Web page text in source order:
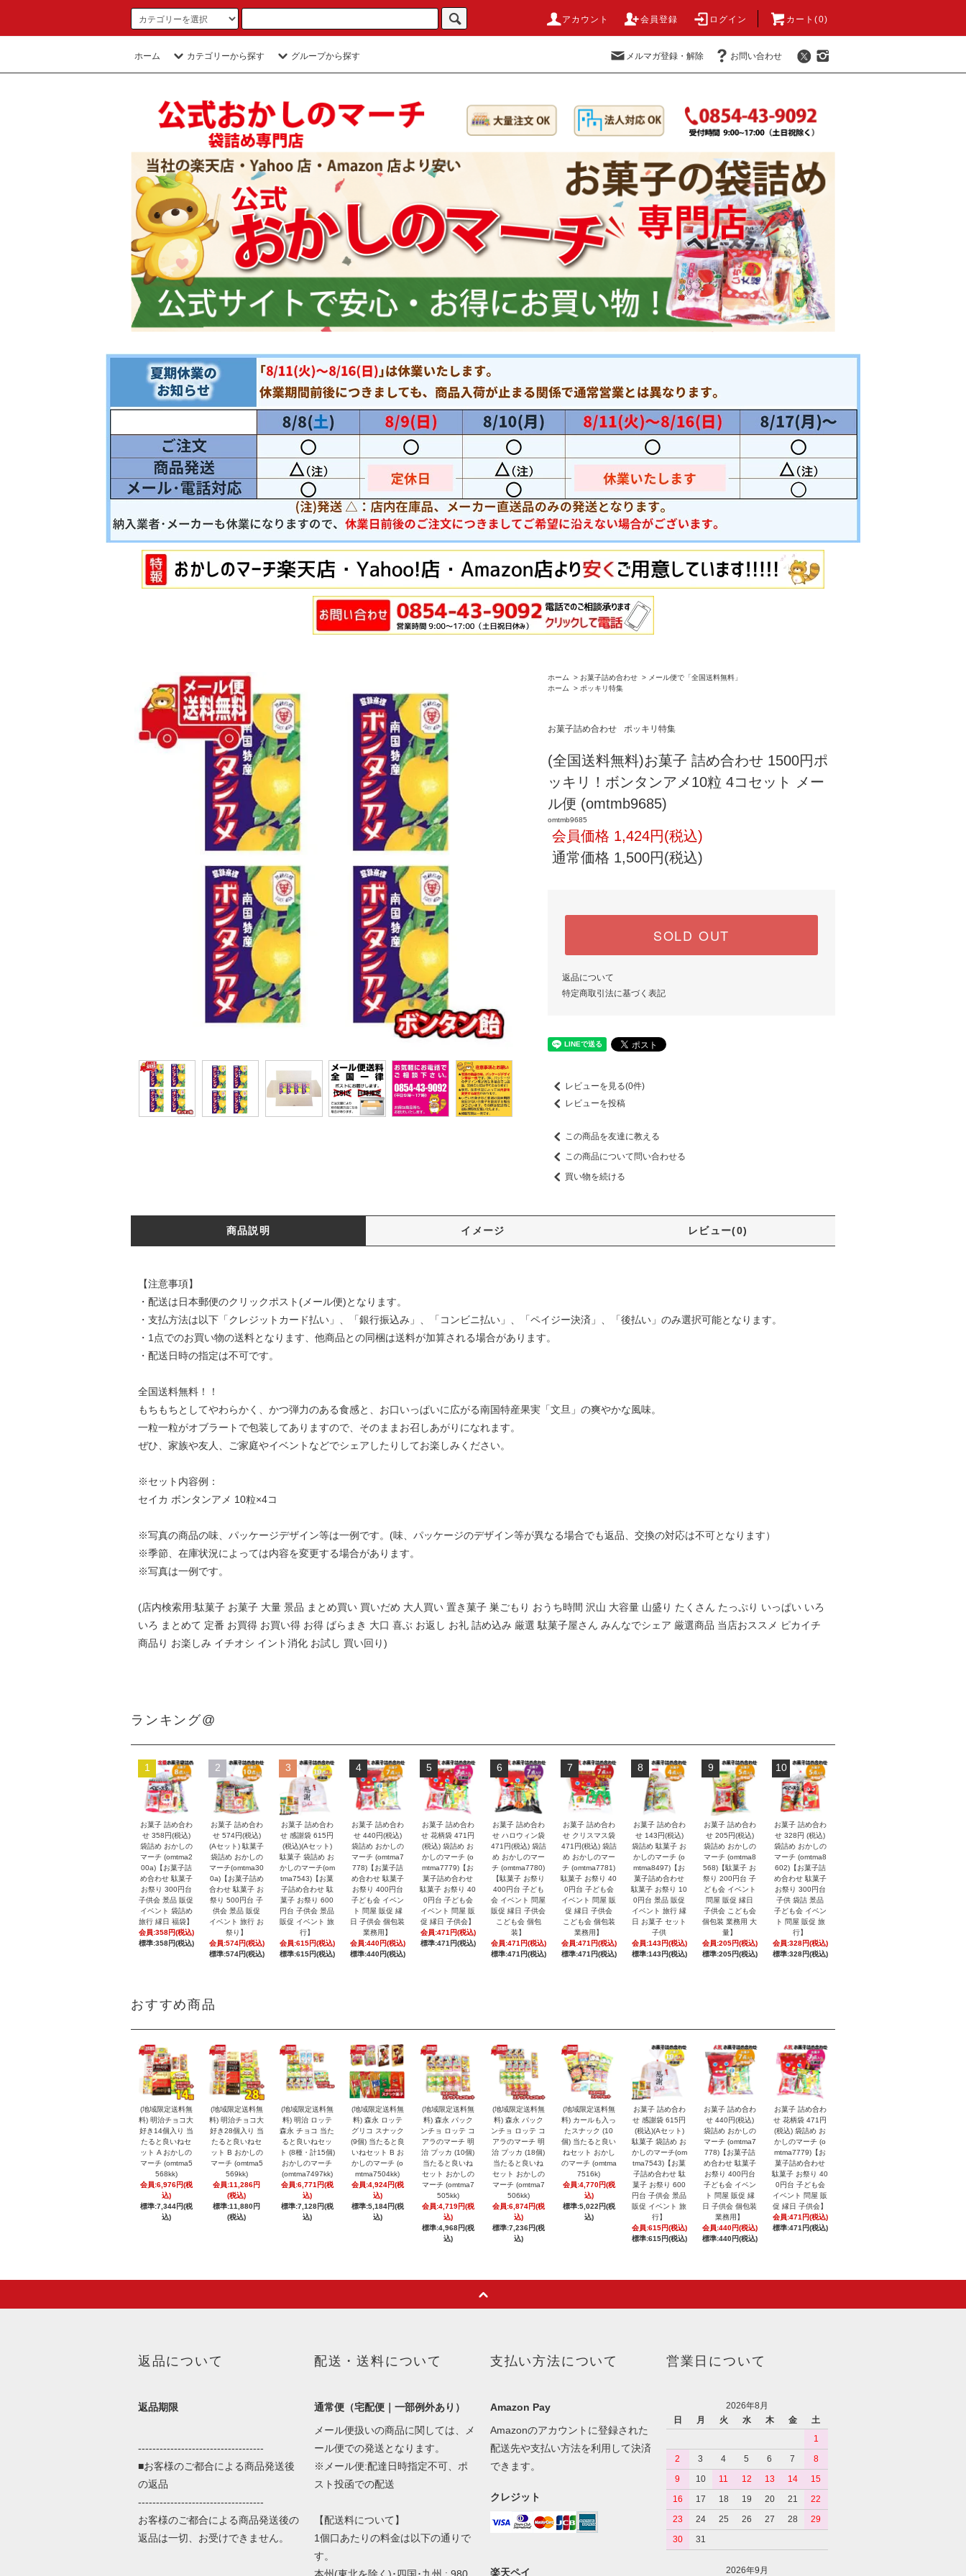
アカウント 会員登録 ログイン カート(0)
ホーム カテゴリーから探す グループから探す メルマガ登録・解除 お問い合わせ
ホーム > お菓子詰め合わせ > メール便で「全国送料無料」
ホーム
> ポッキリ特集
お菓子詰め合わせ ポッキリ特集
(全国送料無料)お菓子 詰め合わせ 1500円ポ
ッキリ！ボンタンアメ10粒 4コセット メー
ル便 (omtmb9685)
omtmb9685
会員価格 1,424円(税込)
通常価格 1,500円(税込)
SOLD OUT
返品について
特定商取引法に基づく表記
レビューを見る(0件)
レビューを投稿
この商品を友達に教える
この商品について問い合わせる
買い物を続ける
商品説明 イメージ レビュー(0)
【注意事項】
・配送は日本郵便のクリックポスト(メール便)となります。
・支払方法は以下「クレジットカード払い」、「銀行振込み」、「コンビニ払い」、「ペイジー決済」、「後払い」のみ選択可能となります。
・1点でのお買い物の送料となります、他商品との同梱は送料が加算される場合があります。
・配送日時の指定は不可です。
全国送料無料！！
もちもちとしてやわらかく、かつ弾力のある食感と、お口いっぱいに広がる南国特産果実「文旦」の爽やかな風味。
一粒一粒がオブラートで包装してありますので、そのままお召しあがりになれます。
ぜひ、家族や友人、ご家庭やイベントなどでシェアしたりしてお楽しみください。
※セット内容例：
セイカ ボンタンアメ 10粒×4コ
※写真の商品の味、パッケージデザイン等は一例です。(味、パッケージのデザイン等が異なる場合でも返品、交換の対応は不可となります）
※季節、在庫状況によっては内容を変更する場合があります。
※写真は一例です。
(店内検索用:駄菓子 お菓子 大量 景品 まとめ買い 買いだめ 大人買い 置き菓子 巣ごもり おうち時間 沢山 大容量 山盛り たくさん たっぷり いっぱい いろ
いろ まとめて 定番 お買得 お買い得 お得 ばらまき 大口 喜ぶ お返し お礼 詰め込み 厳選 駄菓子屋さん みんなでシェア 厳選商品 当店おススメ ピカイチ
商品り お楽しみ イチオシ イント消化 お試し 買い回り)
ランキング@
1
お菓子 詰め合わ
せ 358円(税込)
袋詰め おかしの
マーチ (omtma2
00a)【お菓子詰
め合わせ 駄菓子
お祭り 300円台
子供会 景品 販促
イベント 袋詰め
旅行 縁日 福袋】
会員:358円(税込)
標準:358円(税込)
2
お菓子 詰め合わ
せ 574円(税込)
(Aセット) 駄菓子
袋詰め おかしの
マーチ(omtma30
0a)【お菓子詰め
合わせ 駄菓子 お
祭り 500円台 子
供会 景品 販促
イベント 旅行 お
祭り】
会員:574円(税込)
標準:574円(税込)
3
お菓子 詰め合わ
せ 感謝袋 615円
(税込)(Aセット)
駄菓子 袋詰め お
かしのマーチ(om
tma7543)【お菓
子詰め合わせ 駄
菓子 お祭り 600
円台 子供会 景品
販促 イベント 旅
行】
会員:615円(税込)
標準:615円(税込)
4
お菓子 詰め合わ
せ 440円(税込)
袋詰め おかしの
マーチ (omtma7
778)【お菓子詰
め合わせ 駄菓子
お祭り 400円台
子ども会 イベン
ト 問屋 販促 縁
日 子供会 個包装
業務用】
会員:440円(税込)
標準:440円(税込)
5
お菓子 詰め合わ
せ 花柄袋 471円
(税込) 袋詰め お
かしのマーチ (o
mtma7779)【お
菓子詰め合わせ
駄菓子 お祭り 40
0円台 子ども会
イベント 問屋 販
促 縁日 子供会】
会員:471円(税込)
標準:471円(税込)
6
お菓子 詰め合わ
せ ハロウィン袋
471円(税込) 袋詰
め おかしのマー
チ (omtma7780)
【駄菓子 お祭り
400円台 子ども
会 イベント 問屋
販促 縁日 子供会
こども会 個包
装】
会員:471円(税込)
標準:471円(税込)
7
お菓子 詰め合わ
せ クリスマス袋
471円(税込) 袋詰
め おかしのマー
チ (omtma7781)
駄菓子 お祭り 40
0円台 子ども会
イベント 問屋 販
促 縁日 子供会
こども会 個包装
業務用】
会員:471円(税込)
標準:471円(税込)
8
お菓子 詰め合わ
せ 143円(税込)
袋詰め 駄菓子 お
かしのマーチ (o
mtma8497)【お
菓子詰め合わせ
駄菓子 お祭り 10
0円台 景品 販促
イベント 旅行 縁
日 お菓子 セット
子供
会員:143円(税込)
標準:143円(税込)
9
お菓子 詰め合わ
せ 205円(税込)
袋詰め おかしの
マーチ (omtma8
568)【駄菓子 お
祭り 200円台 子
ども会 イベント
問屋 販促 縁日
子供会 こども会
個包装 業務用 大
量】
会員:205円(税込)
標準:205円(税込)
10
お菓子 詰め合わ
せ 328円 (税込)
袋詰め おかしの
マーチ (omtma8
602)【お菓子詰
め合わせ 駄菓子
お祭り 300円台
子供 袋詰 景品
子ども会 イベン
ト 問屋 販促 旅
行】
会員:328円(税込)
標準:328円(税込)
おすすめ商品
(地域限定送料無
料) 明治チョコ大
好き14個入り 当
たると良いねセ
ット A おかしの
マーチ (omtma5
568kk)
会員:6,976円(税
込)
標準:7,344円(税
込)
(地域限定送料無
料) 明治チョコ大
好き28個入り 当
たると良いねセ
ット B おかしの
マーチ (omtma5
569kk)
会員:11,286円
(税込)
標準:11,880円
(税込)
(地域限定送料無
料) 明治 ロッテ
森永 チョコ 当た
ると良いねセッ
ト (8種・計15個)
おかしのマーチ
(omtma7497kk)
会員:6,771円(税
込)
標準:7,128円(税
込)
(地域限定送料無
料) 森永 ロッテ
グリコ スナック
(9個) 当たると良
いねセット B お
かしのマーチ (o
mtma7504kk)
会員:4,924円(税
込)
標準:5,184円(税
込)
(地域限定送料無
料) 森永 パック
ンチョ ロッテ コ
アラのマーチ 明
治 プッカ (10個)
当たると良いね
セット おかしの
マーチ (omtma7
505kk)
会員:4,719円(税
込)
標準:4,968円(税
込)
(地域限定送料無
料) 森永 パック
ンチョ ロッテ コ
アラのマーチ 明
治 プッカ (18個)
当たると良いね
セット おかしの
マーチ (omtma7
506kk)
会員:6,874円(税
込)
標準:7,236円(税
込)
(地域限定送料無
料) カールも入っ
たスナック (10
個) 当たると良い
ねセット おかし
のマーチ (omtma
7516k)
会員:4,770円(税
込)
標準:5,022円(税
込)
お菓子 詰め合わ
せ 感謝袋 615円
(税込)(Aセット)
駄菓子 袋詰め お
かしのマーチ(om
tma7543)【お菓
子詰め合わせ 駄
菓子 お祭り 600
円台 子供会 景品
販促 イベント 旅
行】
会員:615円(税込)
標準:615円(税込)
お菓子 詰め合わ
せ 440円(税込)
袋詰め おかしの
マーチ (omtma7
778)【お菓子詰
め合わせ 駄菓子
お祭り 400円台
子ども会 イベン
ト 問屋 販促 縁
日 子供会 個包装
業務用】
会員:440円(税込)
標準:440円(税込)
お菓子 詰め合わ
せ 花柄袋 471円
(税込) 袋詰め お
かしのマーチ (o
mtma7779)【お
菓子詰め合わせ
駄菓子 お祭り 40
0円台 子ども会
イベント 問屋 販
促 縁日 子供会】
会員:471円(税込)
標準:471円(税込)
返品について
返品期限
-----------------------------------
■お客様のご都合による商品発送後
の返品
-----------------------------------
お客様のご都合による商品発送後の
返品は一切、お受けできません。
配送・送料について
通常便（宅配便｜一部例外あり）
メール便扱いの商品に関しては、メ
ール便での発送となります。
※メール便:配達日時指定不可、ポ
スト投函での配送
【配送料について】
1個口あたりの料金は以下の通りで
す。
本州(東北を除く)･四国･九州 : 980
支払い方法について
Amazon Pay
Amazonのアカウントに登録された
配送先や支払い方法を利用して決済
できます。
クレジット
楽天ペイ
営業日について
2026年8月
日
月 火 水 木 金
土
1
2
3 4 5 6 7
8
9
10 11 12 13 14
15
16
17 18 19 20 21
22
23
24 25 26 27 28
29
30
31
2026年9月